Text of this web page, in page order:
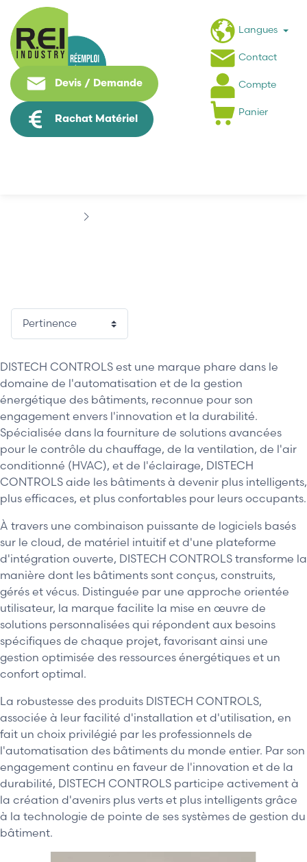
Devis / Demande
Rachat Matériel
Langues
Contact
Compte
Panier
DISTECH CONTROLS est une marque phare dans le
domaine de l'automatisation et de la gestion
énergétique des bâtiments, reconnue pour son
engagement envers l'innovation et la durabilité.
Spécialisée dans la fourniture de solutions avancées
pour le contrôle du chauffage, de la ventilation, de l'air
conditionné (HVAC), et de l'éclairage, DISTECH
CONTROLS aide les bâtiments à devenir plus intelligents,
plus efficaces, et plus confortables pour leurs occupants.
À travers une combinaison puissante de logiciels basés
sur le cloud, de matériel intuitif et d'une plateforme
d'intégration ouverte, DISTECH CONTROLS transforme la
manière dont les bâtiments sont conçus, construits,
gérés et vécus. Distinguée par une approche orientée
utilisateur, la marque facilite la mise en œuvre de
solutions personnalisées qui répondent aux besoins
spécifiques de chaque projet, favorisant ainsi une
gestion optimisée des ressources énergétiques et un
confort optimal.
La robustesse des produits DISTECH CONTROLS,
associée à leur facilité d'installation et d'utilisation, en
fait un choix privilégié par les professionnels de
l'automatisation des bâtiments du monde entier. Par son
engagement continu en faveur de l'innovation et de la
durabilité, DISTECH CONTROLS participe activement à
la création d'avenirs plus verts et plus intelligents grâce
à la technologie de pointe de ses systèmes de gestion du
bâtiment.